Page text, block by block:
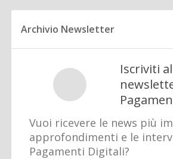
Archivio Newsletter
Iscriviti
Vuoi ricevere le news più
approfondimenti e le
Pagamenti Digitali?